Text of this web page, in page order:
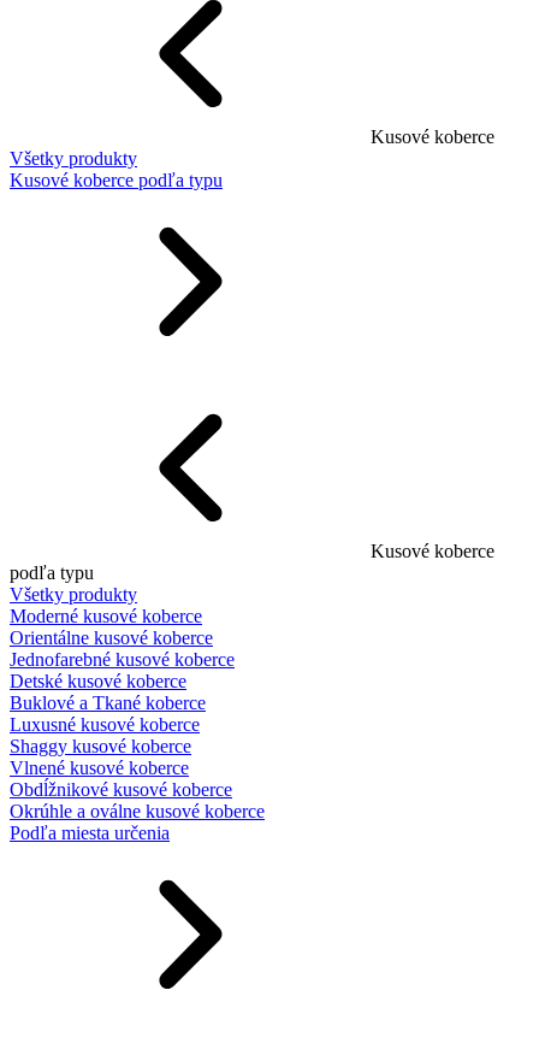
Kusové koberce
Všetky produkty
Kusové koberce podľa typu
Kusové koberce
podľa typu
Všetky produkty
Moderné kusové koberce
Orientálne kusové koberce
Jednofarebné kusové koberce
Detské kusové koberce
Buklové a Tkané koberce
Luxusné kusové koberce
Shaggy kusové koberce
Vlnené kusové koberce
Obdĺžnikové kusové koberce
Okrúhle a oválne kusové koberce
Podľa miesta určenia